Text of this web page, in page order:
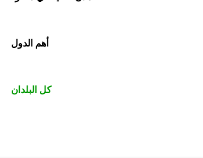
أهم الدول
كل البلدان